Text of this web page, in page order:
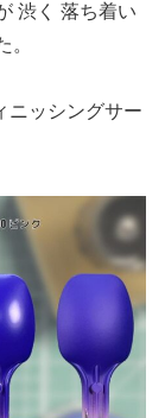
渋く 落ち着い
。
ニッシングサー